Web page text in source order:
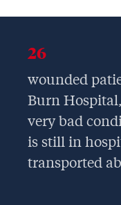
26
wounded
Burn
very bad
is still in
transported